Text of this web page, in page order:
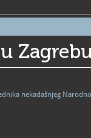
nekadašnjeg